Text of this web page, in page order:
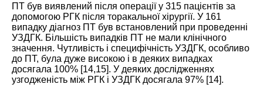
ПТ був виявлений після операції у 315 пацієнтів за
допомогою РГК після торакальної хірургії. У 161
випадку діагноз ПТ був встановлений при проведенні
УЗДГК. Більшість випадків ПТ не мали клінічного
значення. Чутливість і специфічність УЗДГК, особливо
до ПТ, була дуже високою і в деяких випадках
досягала 100% [14,15]. У деяких дослідженнях
узгодженість між РГК і УЗДГК досягала 97% [14].